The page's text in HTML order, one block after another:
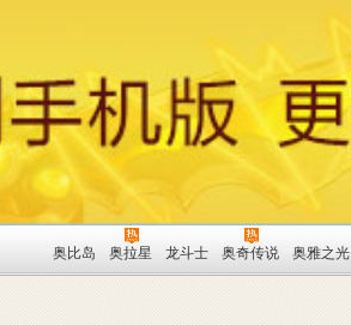
奥比岛 奥拉星 龙斗士 奥奇传说 奥雅之光